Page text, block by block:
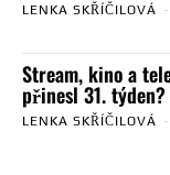
LENKA SKŘÍČILOVÁ -
Stream, kino a
přinesl 31. týden?
LENKA SKŘÍČILOVÁ -